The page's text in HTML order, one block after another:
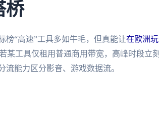
桥
榜“高速”工具多如牛毛，但真能让在欧洲玩
某工具仅租用普通商用带宽，高峰时段立刻
能力区分影音、游戏数据流。